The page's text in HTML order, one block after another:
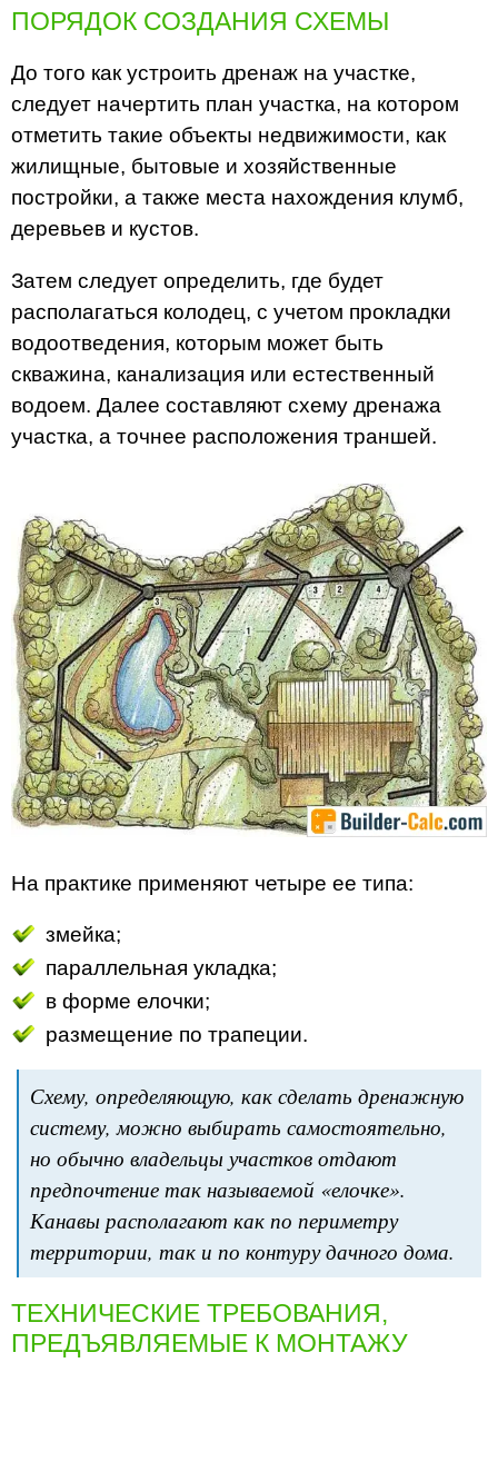
ПОРЯДОК СОЗДАНИЯ СХЕМЫ
До того как устроить дренаж на участке,
следует начертить план участка, на котором
отметить такие объекты недвижимости, как
жилищные, бытовые и хозяйственные
постройки, а также места нахождения клумб,
деревьев и кустов.
Затем следует определить, где будет
располагаться колодец, с учетом прокладки
водоотведения, которым может быть
скважина, канализация или естественный
водоем. Далее составляют схему дренажа
участка, а точнее расположения траншей.
На практике применяют четыре ее типа:
змейка;
параллельная укладка;
в форме елочки;
размещение по трапеции.
Схему, определяющую, как сделать дренажную
систему, можно выбирать самостоятельно,
но обычно владельцы участков отдают
предпочтение так называемой «елочке».
Канавы располагают как по периметру
территории, так и по контуру дачного дома.
ТЕХНИЧЕСКИЕ ТРЕБОВАНИЯ,
ПРЕДЪЯВЛЯЕМЫЕ К МОНТАЖУ